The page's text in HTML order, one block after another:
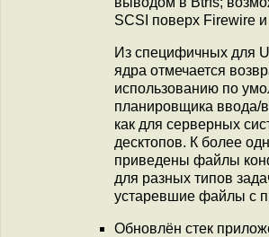
SCSI поверх Firewire
Из специфичных для
ядра отмечается
использованию по
планировщика ввода/
как для серверных
десктопов. К более
приведены файлы
для разных типов
устаревшие файлы с
Обновлён стек